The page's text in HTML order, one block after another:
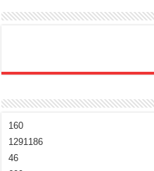
160
1291186
46